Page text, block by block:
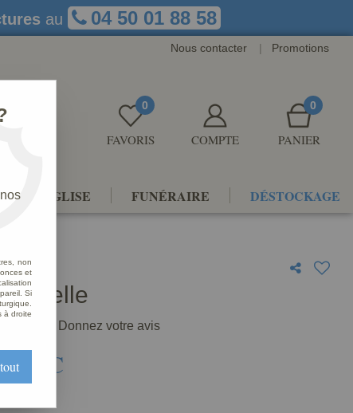
au 04 50 01 88 58
Nous contacter | Promotions
0
FAVORIS COMPTE
0
PANIER
D'ÉGLISE FUNÉRAIRE DÉSTOCKAGE
Donnez votre avis
€TTC
non
et
Si
à droite